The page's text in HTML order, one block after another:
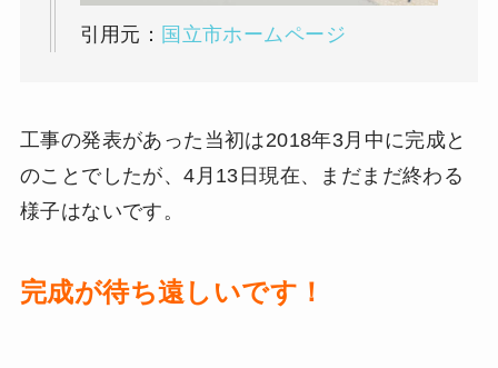
引用元： 国立市ホームページ
工事の発表があった当初は2018年3月中に完成と
のことでしたが、4月13日現在、まだまだ終わる
様子はないです。
完成が待ち遠しいです！